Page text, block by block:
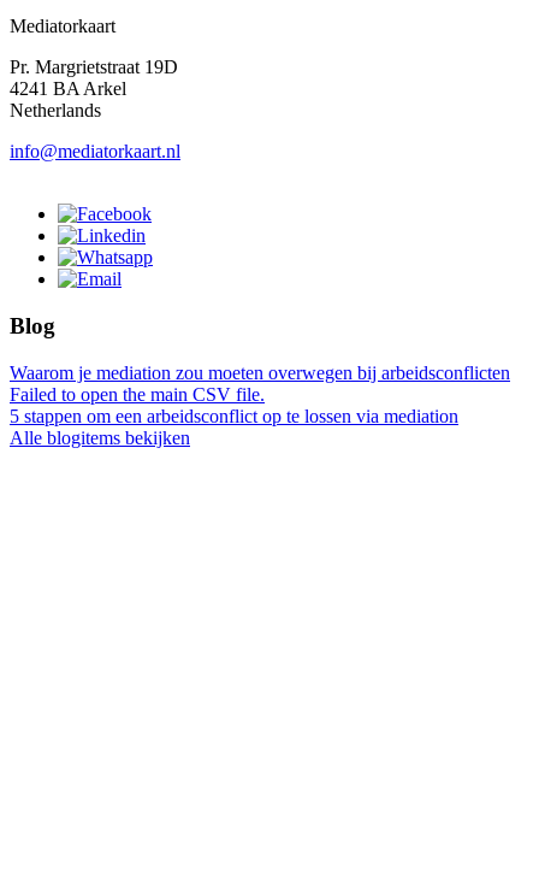
Mediatorkaart
Pr. Margrietstraat 19D
4241 BA Arkel
Netherlands
info@mediatorkaart.nl
Blog
Waarom je mediation zou moeten overwegen bij arbeidsconflicten
Failed to open the main CSV file.
5 stappen om een arbeidsconflict op te lossen via mediation
Alle blogitems bekijken